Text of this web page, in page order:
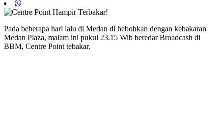
Pada beberapa hari lalu di Medan di hebohkan dengan kebakaran
Medan Plaza, malam ini pukul 23.15 Wib beredar Broadcash di
BBM, Centre Point tebakar.